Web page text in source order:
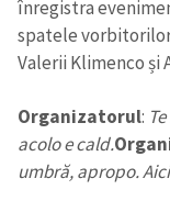
înregistra
spatele
Valerii Klimenco și
Organizatorul:
acolo e cald.
umbră, apropo.
+
Link media
+
Mesajul
+